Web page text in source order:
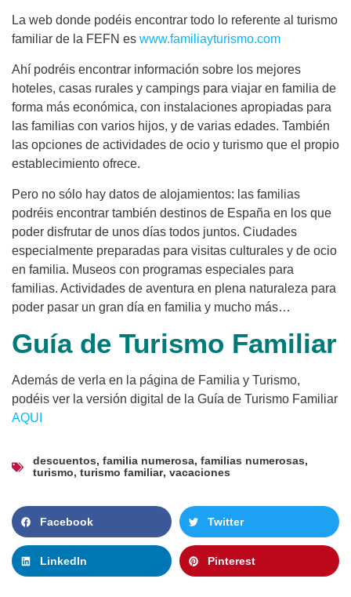
La web donde podéis encontrar todo lo referente al turismo
familiar de la FEFN es www.familiayturismo.com
Ahí podréis encontrar información sobre los mejores
hoteles, casas rurales y campings para viajar en familia de
forma más económica, con instalaciones apropiadas para
las familias con varios hijos, y de varias edades. También
las opciones de actividades de ocio y turismo que el propio
establecimiento ofrece.
Pero no sólo hay datos de alojamientos: las familias
podréis encontrar también destinos de España en los que
poder disfrutar de unos días todos juntos. Ciudades
especialmente preparadas para visitas culturales y de ocio
en familia. Museos con programas especiales para
familias. Actividades de aventura en plena naturaleza para
poder pasar un gran día en familia y mucho más…
Guía de Turismo Familiar
Además de verla en la página de Familia y Turismo,
podéis ver la versión digital de la Guía de Turismo Familiar
AQUI
descuentos, familia numerosa, familias numerosas,
turismo, turismo familiar, vacaciones
Facebook Twitter
LinkedIn Pinterest